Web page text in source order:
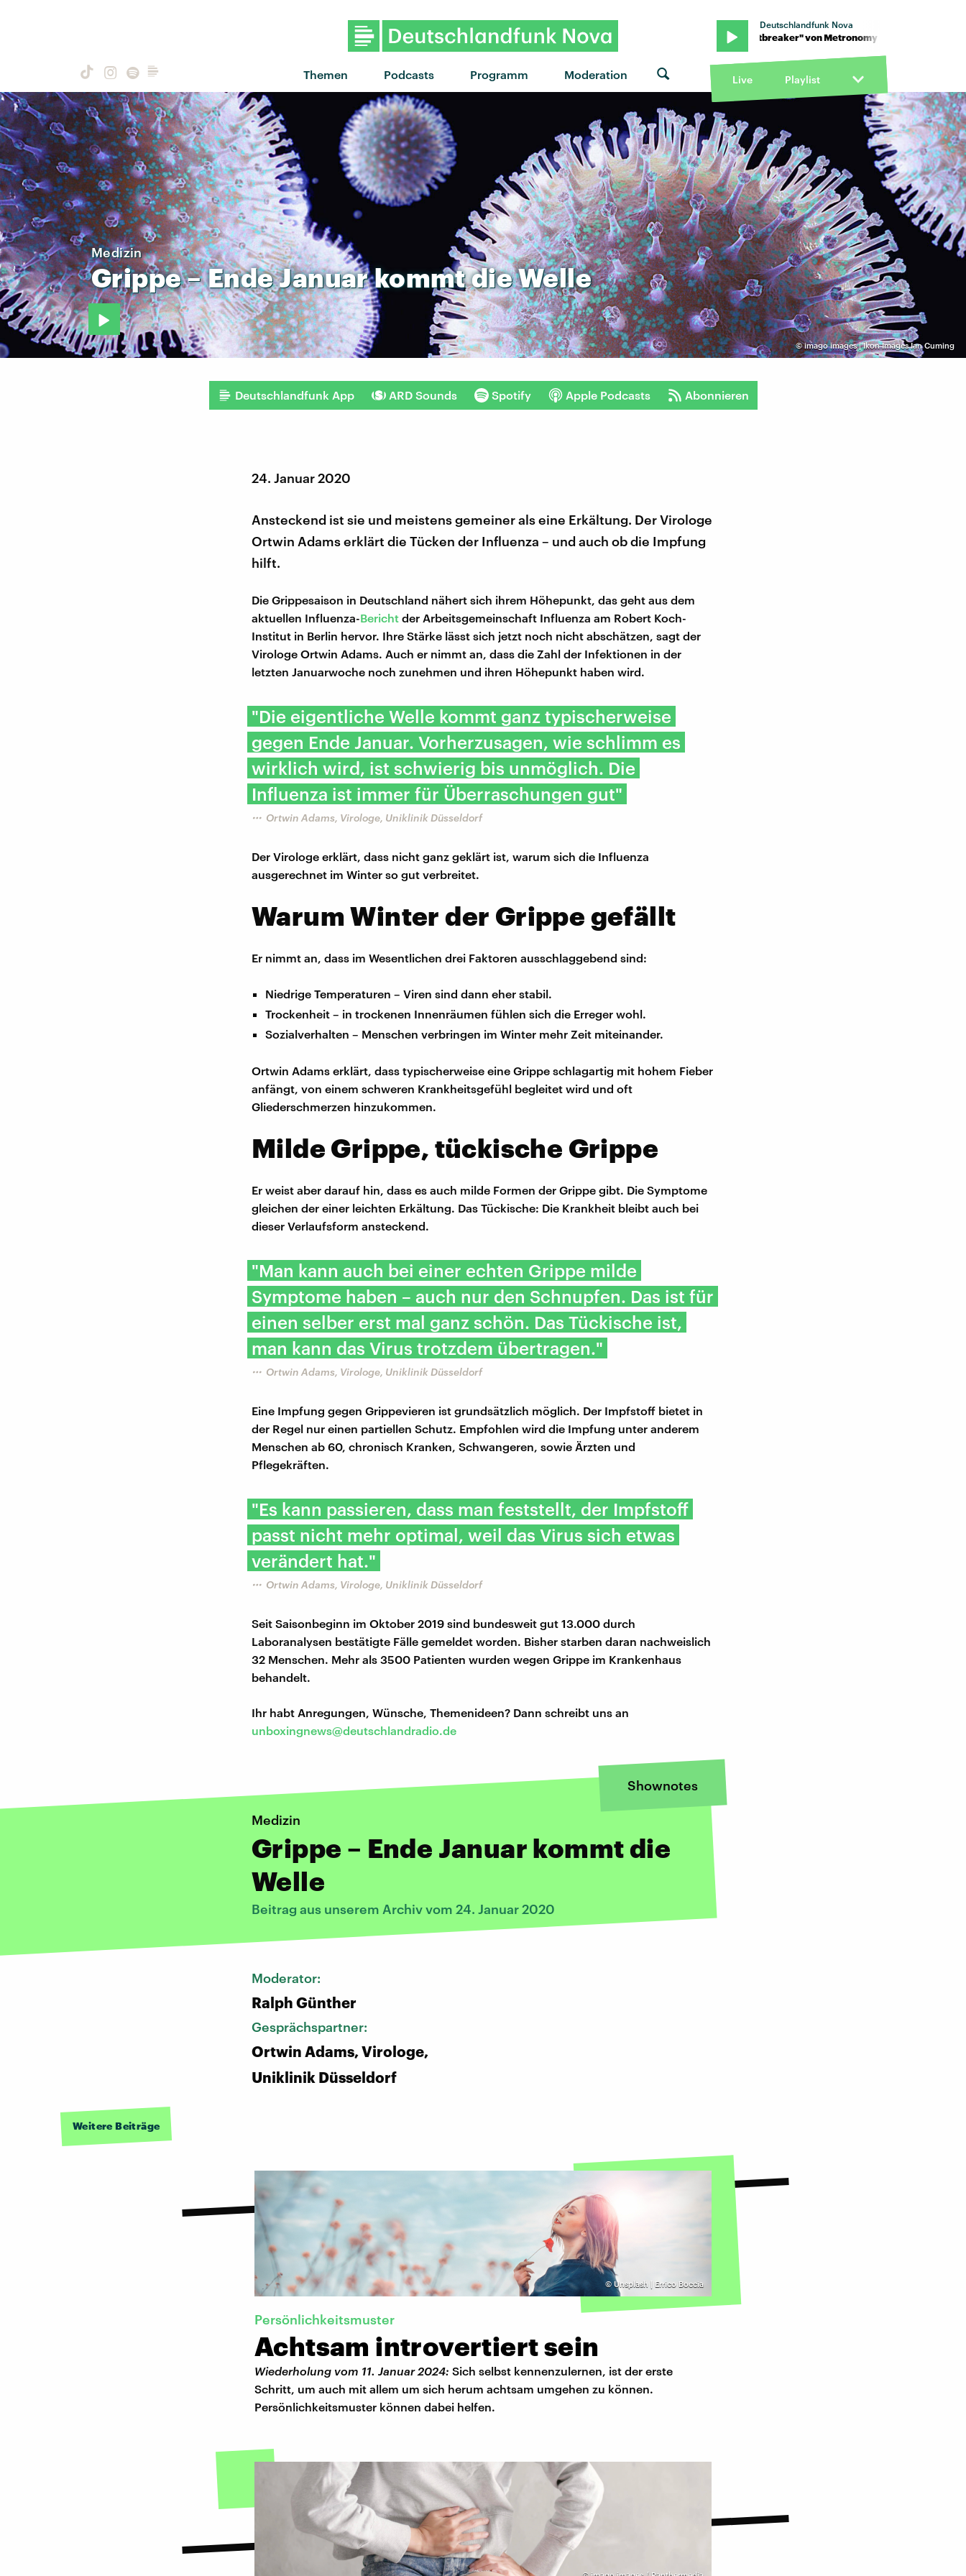
Themen Podcasts Programm Moderation
Deutschlandfunk Nova
"Heartbreaker" von Metronomy · "Heartbreaker" von Metronomy · "Heartbreaker" von
Live Playlist
©imago images | Ikon Images Ian Cuming
Medizin
Grippe–EndeJanuarkommtdieWelle
Deutschlandfunk App ARD Sounds Spotify Apple Podcasts Abonnieren
24. Januar 2020
Ansteckend ist sie und meistens gemeiner als eine Erkältung. Der Virologe
Ortwin Adams erklärt die Tücken der Influenza – und auch ob die Impfung
hilft.
Die Grippesaison in Deutschland nähert sich ihrem Höhepunkt, das geht aus dem
aktuellen Influenza-Bericht der Arbeitsgemeinschaft Influenza am Robert Koch-
Institut in Berlin hervor. Ihre Stärke lässt sich jetzt noch nicht abschätzen, sagt der
Virologe Ortwin Adams. Auch er nimmt an, dass die Zahl der Infektionen in der
letzten Januarwoche noch zunehmen und ihren Höhepunkt haben wird.
"Die eigentliche Welle kommt ganz typischerweise
gegen Ende Januar. Vorherzusagen, wie schlimm es
wirklich wird, ist schwierig bis unmöglich. Die
Influenza ist immer für Überraschungen gut"
Ortwin Adams, Virologe, Uniklinik Düsseldorf
Der Virologe erklärt, dass nicht ganz geklärt ist, warum sich die Influenza
ausgerechnet im Winter so gut verbreitet.
Warum Winter der Grippe gefällt
Er nimmt an, dass im Wesentlichen drei Faktoren ausschlaggebend sind:
Niedrige Temperaturen – Viren sind dann eher stabil.
Trockenheit – in trockenen Innenräumen fühlen sich die Erreger wohl.
Sozialverhalten – Menschen verbringen im Winter mehr Zeit miteinander.
Ortwin Adams erklärt, dass typischerweise eine Grippe schlagartig mit hohem Fieber
anfängt, von einem schweren Krankheitsgefühl begleitet wird und oft
Gliederschmerzen hinzukommen.
Milde Grippe, tückische Grippe
Er weist aber darauf hin, dass es auch milde Formen der Grippe gibt. Die Symptome
gleichen der einer leichten Erkältung. Das Tückische: Die Krankheit bleibt auch bei
dieser Verlaufsform ansteckend.
"Man kann auch bei einer echten Grippe milde
Symptome haben – auch nur den Schnupfen. Das ist für
einen selber erst mal ganz schön. Das Tückische ist,
man kann das Virus trotzdem übertragen."
Ortwin Adams, Virologe, Uniklinik Düsseldorf
Eine Impfung gegen Grippevieren ist grundsätzlich möglich. Der Impfstoff bietet in
der Regel nur einen partiellen Schutz. Empfohlen wird die Impfung unter anderem
Menschen ab 60, chronisch Kranken, Schwangeren, sowie Ärzten und
Pflegekräften.
"Es kann passieren, dass man feststellt, der Impfstoff
passt nicht mehr optimal, weil das Virus sich etwas
verändert hat."
Ortwin Adams, Virologe, Uniklinik Düsseldorf
Seit Saisonbeginn im Oktober 2019 sind bundesweit gut 13.000 durch
Laboranalysen bestätigte Fälle gemeldet worden. Bisher starben daran nachweislich
32 Menschen. Mehr als 3500 Patienten wurden wegen Grippe im Krankenhaus
behandelt.
Ihr habt Anregungen, Wünsche, Themenideen? Dann schreibt uns an
unboxingnews@deutschlandradio.de
Shownotes
Medizin
Grippe – Ende Januar kommt die
Welle
Beitrag aus unserem Archiv vom 24. Januar 2020
Moderator:
Ralph Günther
Gesprächspartner:
Ortwin Adams, Virologe,
Uniklinik Düsseldorf
Weitere Beiträge
© Unsplash | Errico Boccia
Persönlichkeitsmuster
Achtsam introvertiert sein
Wiederholung vom 11. Januar 2024: Sich selbst kennenzulernen, ist der erste
Schritt, um auch mit allem um sich herum achtsam umgehen zu können.
Persönlichkeitsmuster können dabei helfen.